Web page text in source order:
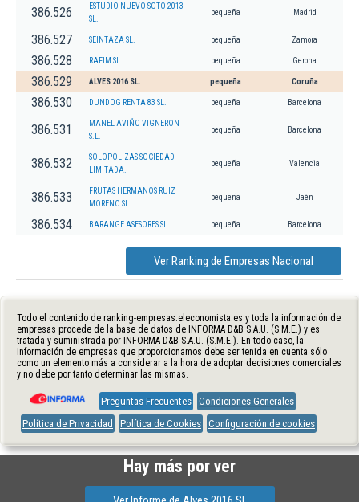
386.526
ESTUDIO NUEVO SOTO 2013
SL.
pequeña Madrid
386.527 SEINTAZA SL. pequeña Zamora
386.528 RAFIM SL pequeña Gerona
386.529 ALVES 2016 SL. pequeña Coruña
386.530 DUNDOG RENTA 83 SL. pequeña Barcelona
386.531
MANEL AVIÑO VIGNERON
S.L.
pequeña Barcelona
386.532
SOLOPOLIZAS SOCIEDAD
LIMITADA.
pequeña Valencia
386.533
FRUTAS HERMANOS RUIZ
MORENO SL
pequeña Jaén
386.534 BARANGE ASESORES SL pequeña Barcelona
Ver Ranking de Empresas Nacional
Todo el contenido de ranking-empresas.eleconomista.es y toda la información de
empresas procede de la base de datos de INFORMA D&B S.A.U. (S.M.E.) y es
tratada y suministrada por INFORMA D&B S.A.U. (S.M.E.). En todo caso, la
información de empresas que proporcionamos debe ser tenida en cuenta sólo
como un elemento más a considerar a la hora de adoptar decisiones comerciales
y no debe por tanto determinar las mismas.
Preguntas Frecuentes Condiciones Generales
Política de Privacidad
Política de Cookies Configuración de cookies
Hay más por ver